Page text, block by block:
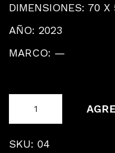
DIMENSIONES: 70 X
AÑO: 2023
MARCO: —
E
I
SKU: 04